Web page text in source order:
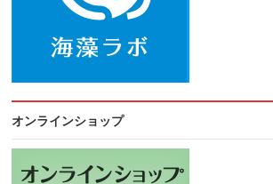
オンラインショップ